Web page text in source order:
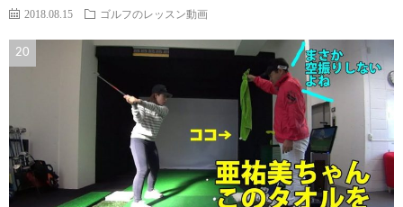
2018.08.15 ゴルフのレッスン動画